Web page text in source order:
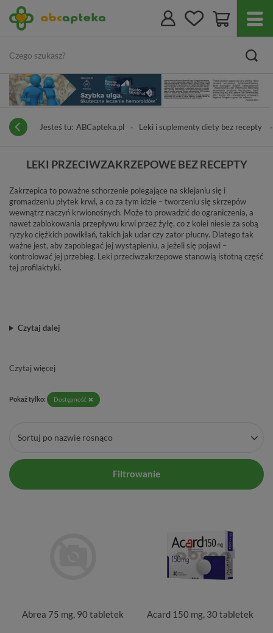
Jesteś tu: ABCapteka.pl Leki i suplementy diety bez recepty
LEKI PRZECIWZAKRZEPOWE BEZ RECEPTY
Zakrzepica to poważne schorzenie polegające na sklejaniu się i
gromadzeniu płytek krwi, a co za tym idzie – tworzeniu się skrzepów
wewnątrz naczyń krwionośnych. Może to prowadzić do ograniczenia, a
nawet zablokowania przepływu krwi przez żyłę, co z kolei niesie za sobą
ryzyko ciężkich powikłań, takich jak udar czy zator płucny. Dlatego tak
ważne jest, aby zapobiegać jej wystąpieniu, a jeżeli się pojawi –
kontrolować jej przebieg. Leki przeciwzakrzepowe stanowią istotną część
tej profilaktyki.
Czytaj dalej
Czytaj więcej
Pokaż tylko: Dostępność
Sortuj po nazwie rosnąco
Filtrowanie
Abrea 75 mg, 90 tabletek Acard 150 mg, 30 tabletek